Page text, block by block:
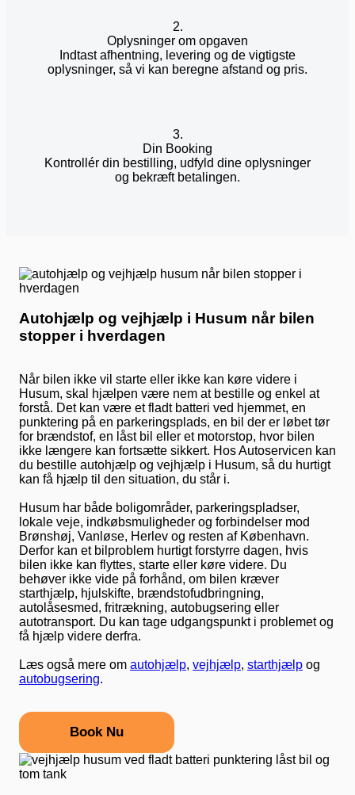
2.
Oplysninger om opgaven
Indtast afhentning, levering og de vigtigste
oplysninger, så vi kan beregne afstand og pris.
3.
Din Booking
Kontrollér din bestilling, udfyld dine oplysninger
og bekræft betalingen.
Autohjælp og vejhjælp i Husum når bilen
stopper i hverdagen
Når bilen ikke vil starte eller ikke kan køre videre i
Husum, skal hjælpen være nem at bestille og enkel at
forstå. Det kan være et fladt batteri ved hjemmet, en
punktering på en parkeringsplads, en bil der er løbet tør
for brændstof, en låst bil eller et motorstop, hvor bilen
ikke længere kan fortsætte sikkert. Hos Autoservicen kan
du bestille autohjælp og vejhjælp i Husum, så du hurtigt
kan få hjælp til den situation, du står i.
Husum har både boligområder, parkeringspladser,
lokale veje, indkøbsmuligheder og forbindelser mod
Brønshøj, Vanløse, Herlev og resten af København.
Derfor kan et bilproblem hurtigt forstyrre dagen, hvis
bilen ikke kan flyttes, starte eller køre videre. Du
behøver ikke vide på forhånd, om bilen kræver
starthjælp, hjulskifte, brændstofudbringning,
autolåsesmed, fritrækning, autobugsering eller
autotransport. Du kan tage udgangspunkt i problemet og
få hjælp videre derfra.
Læs også mere om autohjælp, vejhjælp, starthjælp og
autobugsering.
Book Nu